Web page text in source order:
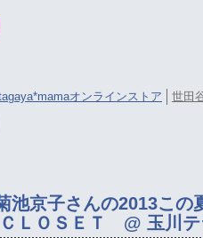
オンラインストア 世田
池京子さんの2013この
ＯＳＥＴ @ 玉川テ